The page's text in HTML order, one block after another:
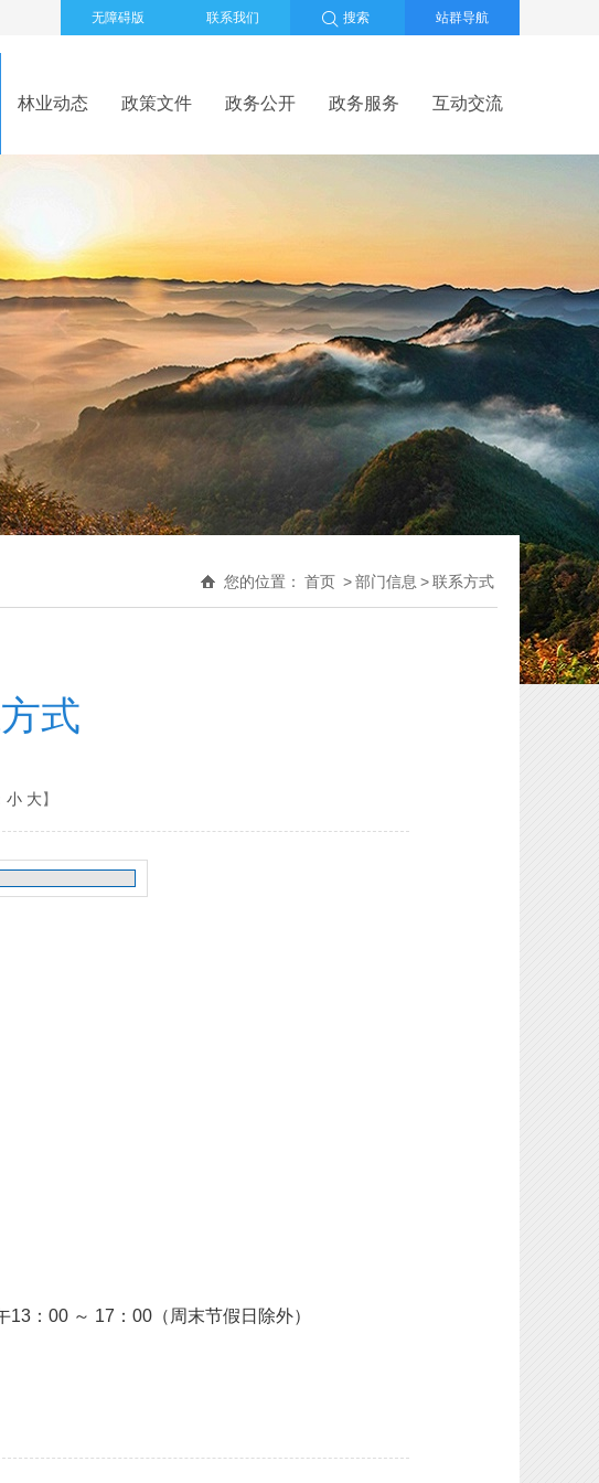
无障碍版 联系我们 搜索 站群导航
林业动态 政策文件 政务公开 政务服务 互动交流
您的位置： 首页 >部门信息 >联系方式
式
小 大】
：00 ～ 17：00（周末节假日除外）